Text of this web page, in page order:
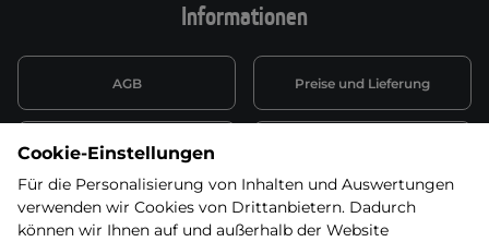
Informationen
AGB Preise und Lieferung
Datenschutzerklärung
Wiederufsbelehrung mit Link
zum Formular
Batterieentsorgung
Cookie-Einstellungen
Für die Personalisierung von Inhalten und Auswertungen
verwenden wir Cookies von Drittanbietern. Dadurch
können wir Ihnen auf und außerhalb der Website